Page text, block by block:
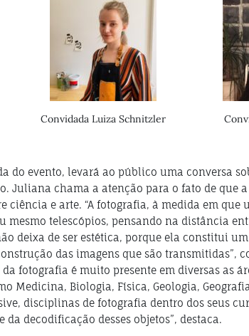
Convidada Luiza Schnitzler
do evento, levará ao público uma conversa
Juliana chama a atenção para o fato de que
e arte. “A fotografia, à medida em que
mesmo telescópios, pensando na distância
deixa de ser estética, porque ela constitui
das imagens que são transmitidas”,
fotografia é muito presente em diversas as
Medicina, Biologia, Física, Geologia,
disciplinas de fotografia dentro dos seus
decodificação desses objetos”, destaca.